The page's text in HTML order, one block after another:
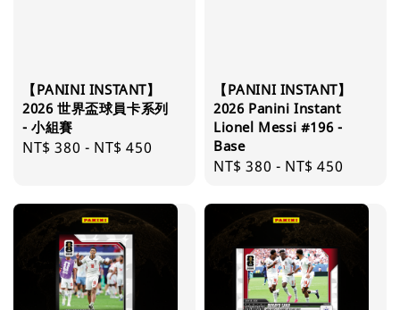
【PANINI INSTANT】
2026 世界盃球員卡系列
- 小組賽
Regular
NT$ 380 - NT$ 450
【PANINI INSTANT】
2026 Panini Instant
Lionel Messi #196 -
Base
Regular
NT$ 380 - NT$ 450